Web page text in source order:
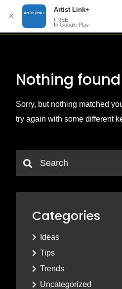
Nothing found
Sorry, but nothing matched
try again with some different
Categories
Ideas
Tips
Trends
Uncategorized
✕
Artist Link+
FREE
In Google Play